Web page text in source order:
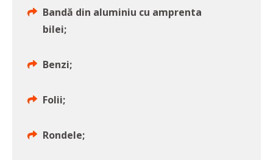
Bandă din aluminiu cu amprenta
bilei;
Benzi;
Folii;
Rondele;